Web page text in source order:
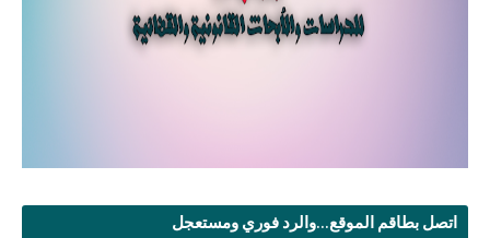
اتصل بطاقم الموقع...والرد فوري ومستعجل